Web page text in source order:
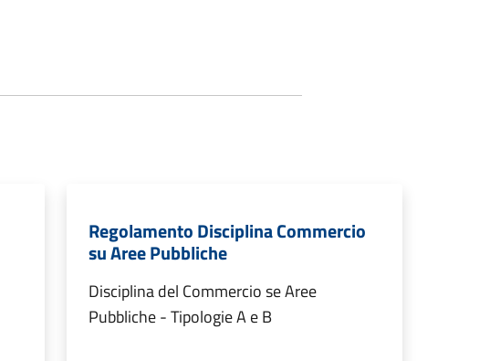
Regolamento Disciplina Commercio
su Aree Pubbliche
Disciplina del Commercio se Aree
Pubbliche - Tipologie A e B